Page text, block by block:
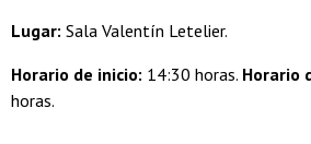
Lugar: Sala Valentín Letelier.
Horario de inicio: 14:30 horas. Horario
horas.